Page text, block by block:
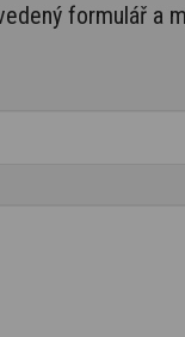
formulář a